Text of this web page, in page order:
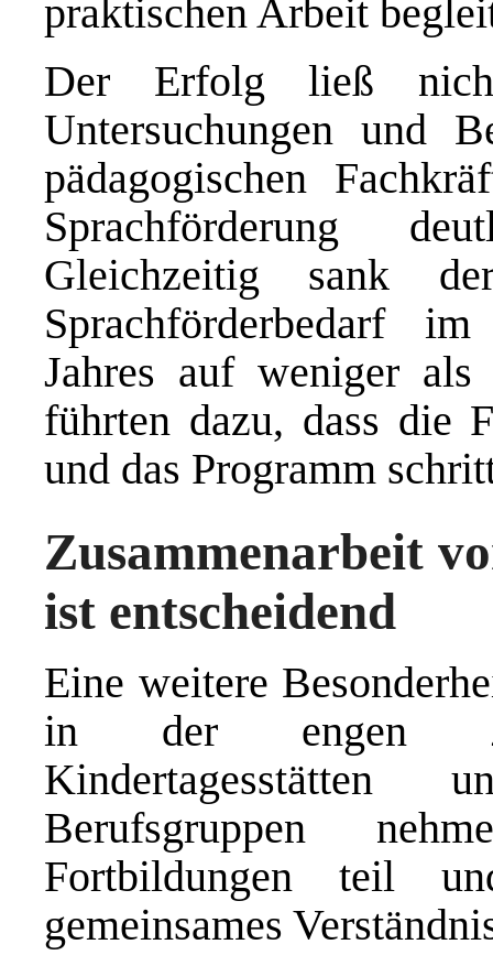
praktischen Arbeit
Der Erfolg ließ
Untersuchungen und
pädagogischen
Sprachförderung
Gleichzeitig sank
Sprachförderbedarf
Jahres auf weniger
führten dazu, dass die
und das Programm
Zusammenarbeit
ist entscheidend
Eine weitere
in der engen
Kindertagesstätten
Berufsgruppen
Fortbildungen teil
gemeinsames